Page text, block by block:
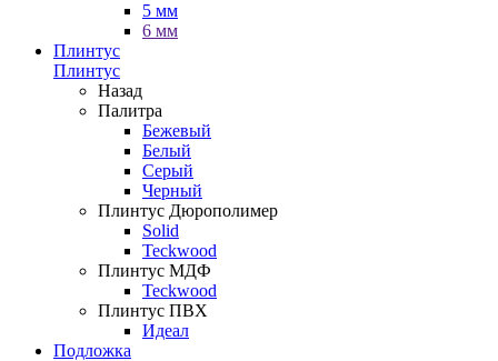
5 мм
6 мм
Плинтус
Плинтус
Назад
Палитра
Бежевый
Белый
Серый
Черный
Плинтус Дюрополимер
Solid
Teckwood
Плинтус МДФ
Teckwood
Плинтус ПВХ
Идеал
Подложка